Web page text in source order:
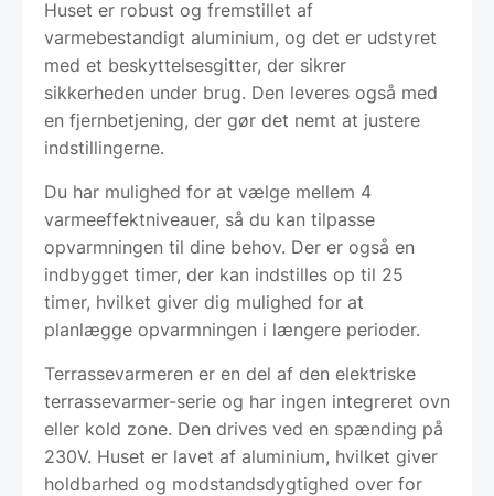
Huset er robust og fremstillet af
varmebestandigt aluminium, og det er udstyret
med et beskyttelsesgitter, der sikrer
sikkerheden under brug. Den leveres også med
en fjernbetjening, der gør det nemt at justere
indstillingerne.
Du har mulighed for at vælge mellem 4
varmeeffektniveauer, så du kan tilpasse
opvarmningen til dine behov. Der er også en
indbygget timer, der kan indstilles op til 25
timer, hvilket giver dig mulighed for at
planlægge opvarmningen i længere perioder.
Terrassevarmeren er en del af den elektriske
terrassevarmer-serie og har ingen integreret ovn
eller kold zone. Den drives ved en spænding på
230V. Huset er lavet af aluminium, hvilket giver
holdbarhed og modstandsdygtighed over for